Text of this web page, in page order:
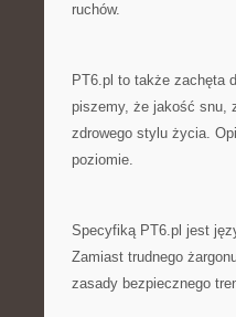
ruchów.
PT6.pl to także zachęta
piszemy, że jakość snu,
zdrowego stylu życia.
poziomie.
Specyfiką PT6.pl jest
Zamiast trudnego
zasady bezpiecznego